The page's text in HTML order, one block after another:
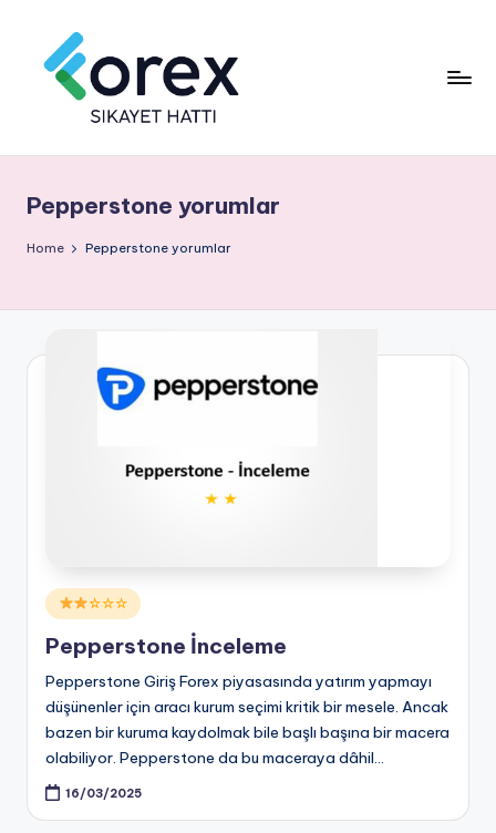
Pepperstone yorumlar
Home Pepperstone yorumlar
Posted
in
☆☆☆
Pepperstone İnceleme
Pepperstone Giriş Forex piyasasında yatırım yapmayı
düşünenler için aracı kurum seçimi kritik bir mesele. Ancak
bazen bir kuruma kaydolmak bile başlı başına bir macera
olabiliyor. Pepperstone da bu maceraya dâhil…
16/03/2025